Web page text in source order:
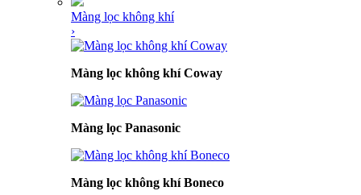
Màng lọc không khí
›
Màng lọc không khí Coway
Màng lọc Panasonic
Màng lọc không khí Boneco